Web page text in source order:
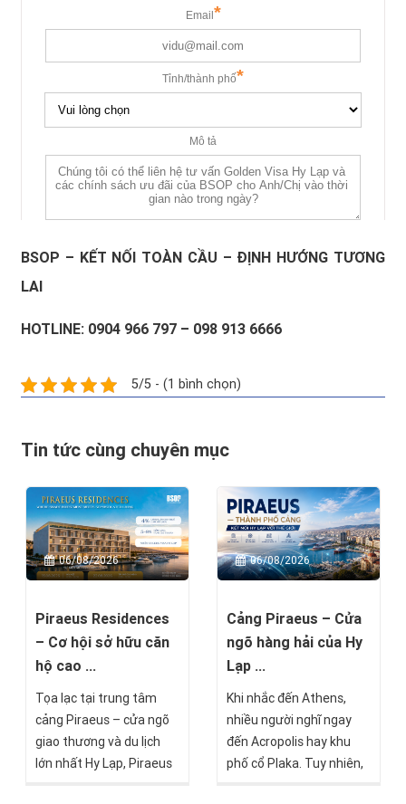
BSOP – KẾT NỐI TOÀN CẦU – ĐỊNH HƯỚNG TƯƠNG
LAI
HOTLINE: 0904 966 797 – 098 913 6666
5/5 - (1 bình chọn)
Tin tức cùng chuyên mục
06/08/2026
Piraeus Residences
– Cơ hội sở hữu căn
hộ cao ...
Tọa lạc tại trung tâm
cảng Piraeus – cửa ngõ
giao thương và du lịch
lớn nhất Hy Lạp, Piraeus
06/08/2026
Cảng Piraeus – Cửa
ngõ hàng hải của Hy
Lạp ...
Khi nhắc đến Athens,
nhiều người nghĩ ngay
đến Acropolis hay khu
phố cổ Plaka. Tuy nhiên,